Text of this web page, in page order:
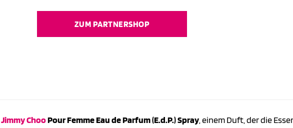
83,00 €47,17 €.
ZUM PARTNERSHOP
Jimmy ChooPour Femme Eau de Parfum (E.d.P.) Spray, einem Duft, der die